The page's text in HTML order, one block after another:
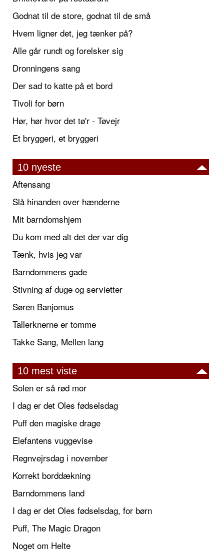
Godnat til de store, godnat til de små
Hvem ligner det, jeg tænker på?
Alle går rundt og forelsker sig
Dronningens sang
Der sad to katte på et bord
Tivoli for børn
Hør, hør hvor det tø'r - Tøvejr
Et bryggeri, et bryggeri
10 nyeste
Aftensang
Slå hinanden over hænderne
Mit barndomshjem
Du kom med alt det der var dig
Tænk, hvis jeg var
Barndommens gade
Stivning af duge og servietter
Søren Banjomus
Tallerknerne er tomme
Takke Sang, Mellen lang
10 mest viste
Solen er så rød mor
I dag er det Oles fødselsdag
Puff den magiske drage
Elefantens vuggevise
Regnvejrsdag i november
Korrekt borddækning
Barndommens land
I dag er det Oles fødselsdag, for børn
Puff, The Magic Dragon
Noget om Helte